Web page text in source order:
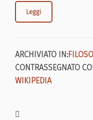
Leggi
ARCHIVIATO IN:
CONTRASSEGNATO
WIKIPEDIA